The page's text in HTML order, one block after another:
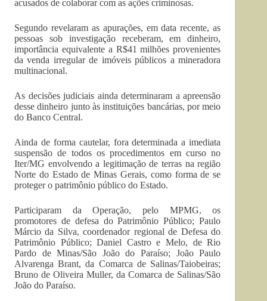
acusados de colaborar com as ações criminosas.
Segundo revelaram as apurações, em data recente, as
pessoas sob investigação receberam, em dinheiro,
importância equivalente a R$41 milhões provenientes
da venda irregular de imóveis públicos a mineradora
multinacional.
As decisões judiciais ainda determinaram a apreensão
desse dinheiro junto às instituições bancárias, por meio
do Banco Central.
Ainda de forma cautelar, fora determinada a imediata
suspensão de todos os procedimentos em curso no
Iter/MG envolvendo a legitimação de terras na região
Norte do Estado de Minas Gerais, como forma de se
proteger o patrimônio público do Estado.
Participaram da Operação, pelo MPMG, os
promotores de defesa do Patrimônio Público; Paulo
Márcio da Silva, coordenador regional de Defesa do
Patrimônio Público; Daniel Castro e Melo, de Rio
Pardo de Minas/São João do Paraíso; João Paulo
Alvarenga Brant, da Comarca de Salinas/Taiobeiras;
Bruno de Oliveira Muller, da Comarca de Salinas/São
João do Paraíso.